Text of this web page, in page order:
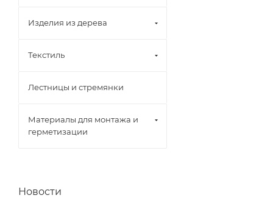
Изделия из дерева
Текстиль
Лестницы и стремянки
Материалы для монтажа и
герметизации
Новости